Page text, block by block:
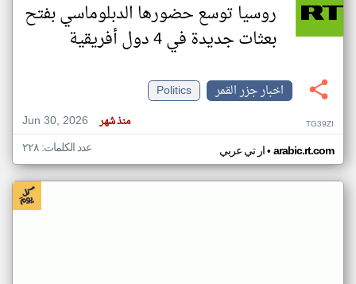
روسيا توسع حضورها الدبلوماسي بفتح
بعثات جديدة في 4 دول أفريقية
اخبار جزر القمر
Politics
Jun 30, 2026
منذ شهر TG39ZI
ار تي عربي• arabic.rt.com عدد الكلمات: ٢٢٨